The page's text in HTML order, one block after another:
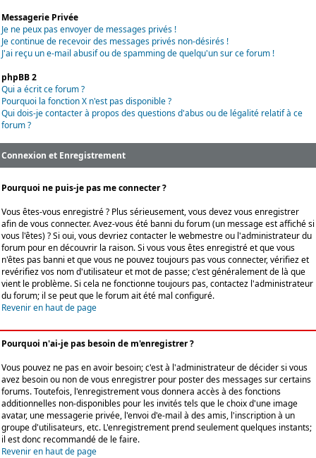
Messagerie Privée
Je ne peux pas envoyer de messages privés !
Je continue de recevoir des messages privés non-désirés !
J'ai reçu un e-mail abusif ou de spamming de quelqu'un sur ce forum !
phpBB 2
Qui a écrit ce forum ?
Pourquoi la fonction X n'est pas disponible ?
Qui dois-je contacter à propos des questions d'abus ou de légalité relatif à ce
forum ?
Connexion et Enregistrement
Pourquoi ne puis-je pas me connecter ?
Vous êtes-vous enregistré ? Plus sérieusement, vous devez vous enregistrer
afin de vous connecter. Avez-vous été banni du forum (un message est affiché si
vous l'êtes) ? Si oui, vous devriez contacter le webmestre ou l'administrateur du
forum pour en découvrir la raison. Si vous vous êtes enregistré et que vous
n'êtes pas banni et que vous ne pouvez toujours pas vous connecter, vérifiez et
revérifiez vos nom d'utilisateur et mot de passe; c'est généralement de là que
vient le problème. Si cela ne fonctionne toujours pas, contactez l'administrateur
du forum; il se peut que le forum ait été mal configuré.
Revenir en haut de page
Pourquoi n'ai-je pas besoin de m'enregistrer ?
Vous pouvez ne pas en avoir besoin; c'est à l'administrateur de décider si vous
avez besoin ou non de vous enregistrer pour poster des messages sur certains
forums. Toutefois, l'enregistrement vous donnera accès à des fonctions
additionnelles non-disponibles pour les invités tels que le choix d'une image
avatar, une messagerie privée, l'envoi d'e-mail à des amis, l'inscription à un
groupe d'utilisateurs, etc. L'enregistrement prend seulement quelques instants;
il est donc recommandé de le faire.
Revenir en haut de page